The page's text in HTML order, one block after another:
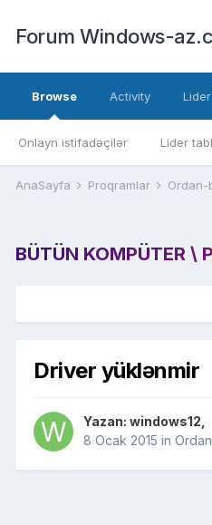
Forum Windows-
Browse
Onlayn istifadəçilər Lider
Activity
AnaSayfa Proqramlar Ordan-
BÜTÜN KOMPÜTER \
Driver yüklənmir
Yazan: windows12
8 Ocak 2015 in